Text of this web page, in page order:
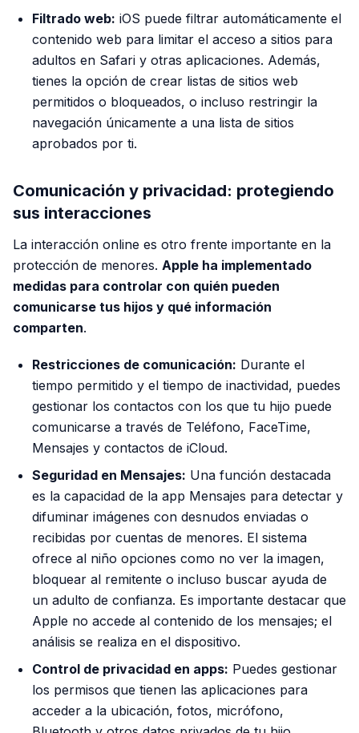
Filtrado web: iOS puede filtrar automáticamente el
contenido web para limitar el acceso a sitios para
adultos en Safari y otras aplicaciones. Además,
tienes la opción de crear listas de sitios web
permitidos o bloqueados, o incluso restringir la
navegación únicamente a una lista de sitios
aprobados por ti.
Comunicación y privacidad: protegiendo
sus interacciones
La interacción online es otro frente importante en la
protección de menores. Apple ha implementado
medidas para controlar con quién pueden
comunicarse tus hijos y qué información
comparten.
Restricciones de comunicación: Durante el
tiempo permitido y el tiempo de inactividad, puedes
gestionar los contactos con los que tu hijo puede
comunicarse a través de Teléfono, FaceTime,
Mensajes y contactos de iCloud.
Seguridad en Mensajes: Una función destacada
es la capacidad de la app Mensajes para detectar y
difuminar imágenes con desnudos enviadas o
recibidas por cuentas de menores. El sistema
ofrece al niño opciones como no ver la imagen,
bloquear al remitente o incluso buscar ayuda de
un adulto de confianza. Es importante destacar que
Apple no accede al contenido de los mensajes; el
análisis se realiza en el dispositivo.
Control de privacidad en apps: Puedes gestionar
los permisos que tienen las aplicaciones para
acceder a la ubicación, fotos, micrófono,